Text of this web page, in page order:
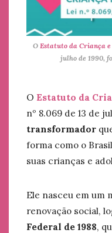
O Estatuto da Criança e
julho de 1990,
O Estatuto da
nº 8.069 de 13 de
transformador
forma como o
suas crianças e
Ele nasceu em um
renovação social,
Federal de 1988,